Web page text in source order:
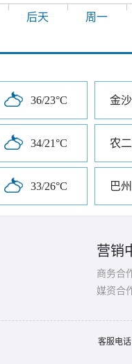
后天 周一
36/23°C 金
34/21°C
33/26°C
营销
商务合
媒资合
客服电